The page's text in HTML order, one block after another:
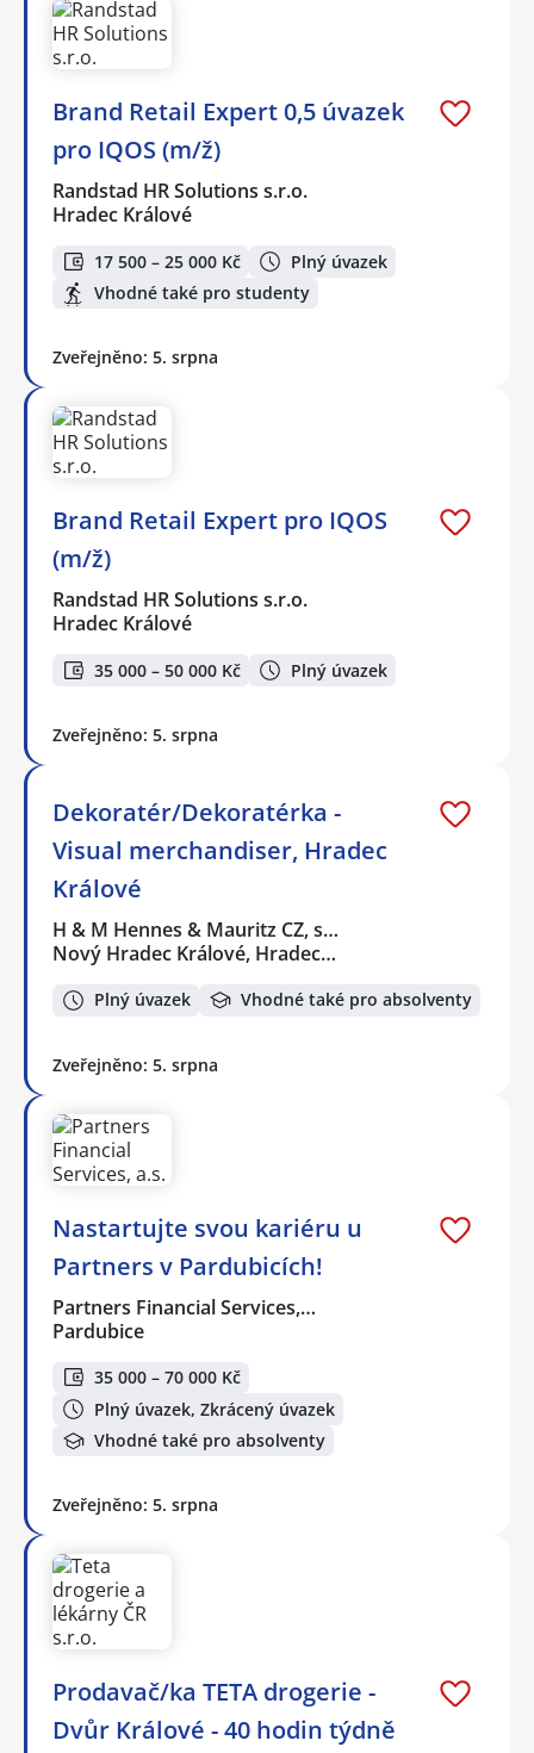
Brand Retail Expert 0,5 úvazek
pro IQOS (m/ž)
Randstad HR Solutions s.r.o.
Hradec Králové
17 500 – 25 000 Kč
Plný úvazek
Vhodné také pro studenty
Zveřejněno: 5. srpna
Brand Retail Expert pro IQOS
(m/ž)
Randstad HR Solutions s.r.o.
Hradec Králové
35 000 – 50 000 Kč Plný úvazek
Zveřejněno: 5. srpna
Dekoratér/Dekoratérka -
Visual merchandiser, Hradec
Králové
H & M Hennes & Mauritz CZ, s…
Nový Hradec Králové, Hradec…
Plný úvazek Vhodné také pro absolventy
Zveřejněno: 5. srpna
Nastartujte svou kariéru u
Partners v Pardubicích!
Partners Financial Services,…
Pardubice
35 000 – 70 000 Kč
Plný úvazek, Zkrácený úvazek
Vhodné také pro absolventy
Zveřejněno: 5. srpna
Prodavač/ka TETA drogerie -
Dvůr Králové - 40 hodin týdně